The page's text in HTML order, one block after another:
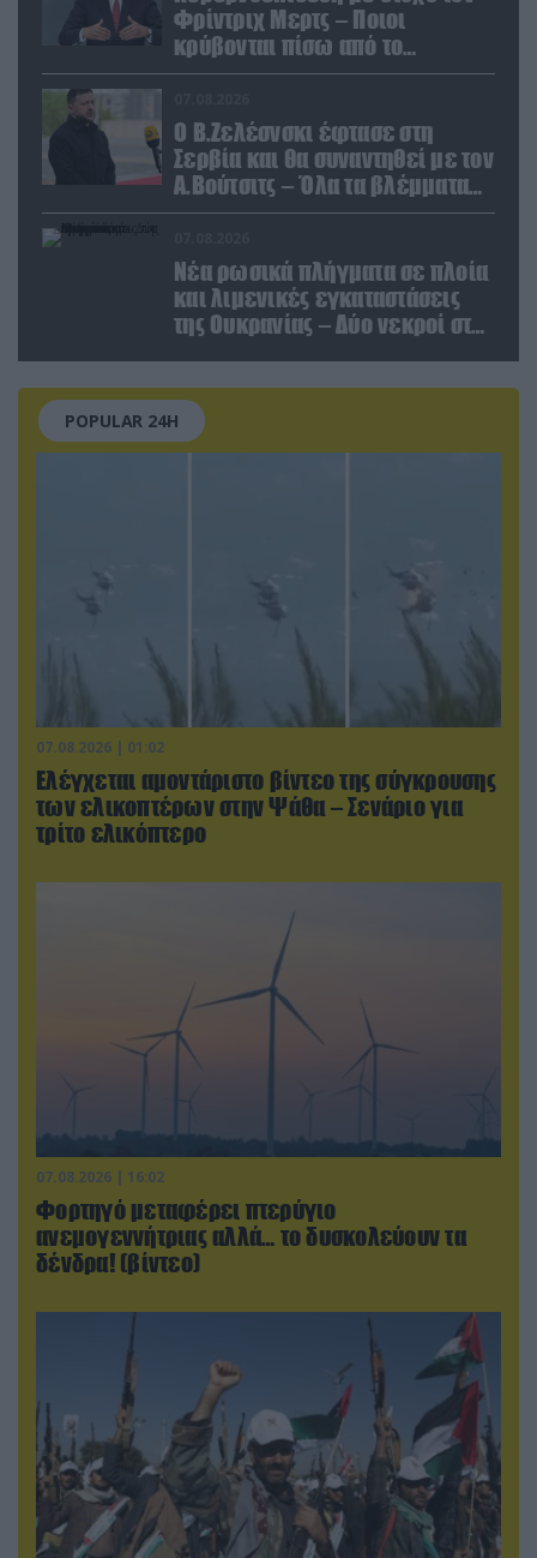
Φρίντριχ Μερτς – Ποιοι
κρύβονται πίσω από το
παραποιημένο βίντεο
Ο Β.Ζελέσνσκι έφτασε στη
Σερβία και θα συναντηθεί με τον
Α.Βούτσιτς – Όλα τα βλέμματα
στις σχέσεις με τη Ρωσία
Νέα ρωσικά πλήγματα σε πλοία
και λιμενικές εγκαταστάσεις
της Ουκρανίας – Δύο νεκροί στην
POPULAR 24H
07.08.2026 | 01:02
Ελέγχεται αμοντάριστο βίντεο της σύγκρουσης
των ελικοπτέρων στην Ψάθα – Σενάριο για
τρίτο ελικόπτερο
07.08.2026 | 16:02
Φορτηγό μεταφέρει πτερύγιο
ανεμογεννήτριας αλλά… το δυσκολεύουν τα
δένδρα! (βίντεο)